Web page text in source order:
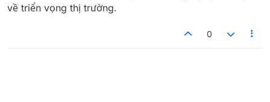
về triển vọng thị trường.
0